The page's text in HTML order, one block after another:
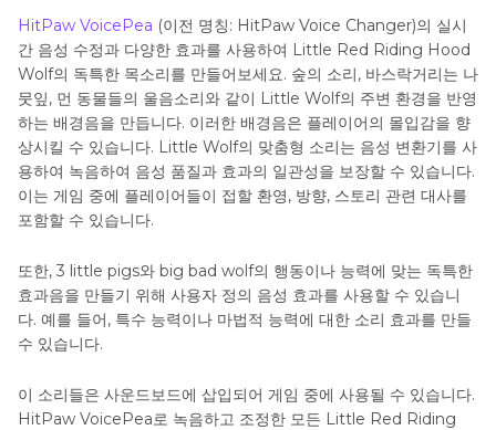
HitPaw VoicePea (이전 명칭: HitPaw Voice Changer)의 실시
간 음성 수정과 다양한 효과를 사용하여 Little Red Riding Hood
Wolf의 독특한 목소리를 만들어보세요. 숲의 소리, 바스락거리는 나
뭇잎, 먼 동물들의 울음소리와 같이 Little Wolf의 주변 환경을 반영
하는 배경음을 만듭니다. 이러한 배경음은 플레이어의 몰입감을 향
상시킬 수 있습니다. Little Wolf의 맞춤형 소리는 음성 변환기를 사
용하여 녹음하여 음성 품질과 효과의 일관성을 보장할 수 있습니다.
이는 게임 중에 플레이어들이 접할 환영, 방향, 스토리 관련 대사를
포함할 수 있습니다.
또한, 3 little pigs와 big bad wolf의 행동이나 능력에 맞는 독특한
효과음을 만들기 위해 사용자 정의 음성 효과를 사용할 수 있습니
다. 예를 들어, 특수 능력이나 마법적 능력에 대한 소리 효과를 만들
수 있습니다.
이 소리들은 사운드보드에 삽입되어 게임 중에 사용될 수 있습니다.
HitPaw VoicePea로 녹음하고 조정한 모든 Little Red Riding